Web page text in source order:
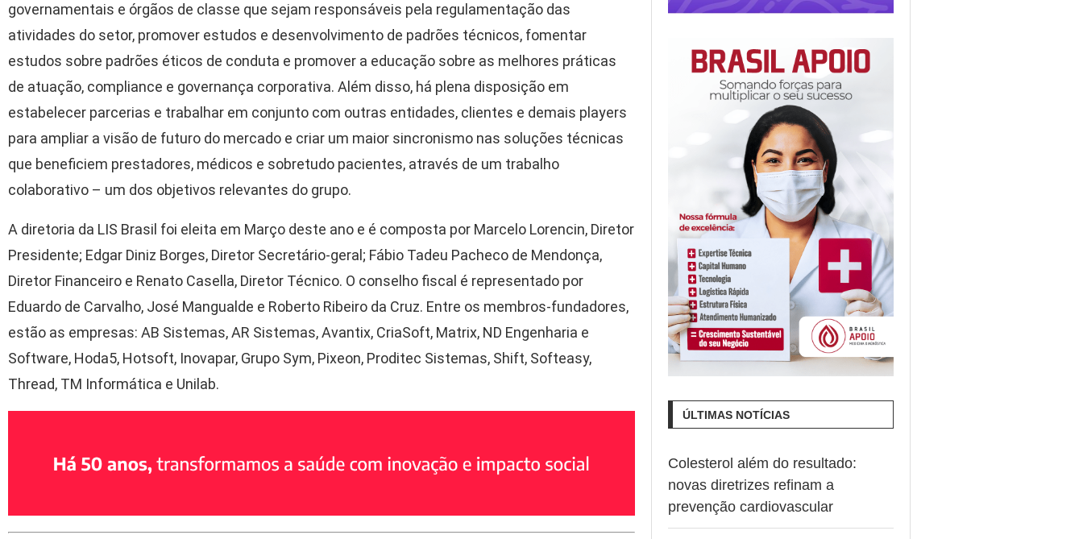
governamentais e órgãos de classe que sejam responsáveis pela regulamentação das
atividades do setor, promover estudos e desenvolvimento de padrões técnicos, fomentar
estudos sobre padrões éticos de conduta e promover a educação sobre as melhores práticas
de atuação, compliance e governança corporativa. Além disso, há plena disposição em
estabelecer parcerias e trabalhar em conjunto com outras entidades, clientes e demais players
para ampliar a visão de futuro do mercado e criar um maior sincronismo nas soluções técnicas
que beneficiem prestadores, médicos e sobretudo pacientes, através de um trabalho
colaborativo – um dos objetivos relevantes do grupo.
A diretoria da LIS Brasil foi eleita em Março deste ano e é composta por Marcelo Lorencin, Diretor
Presidente; Edgar Diniz Borges, Diretor Secretário-geral; Fábio Tadeu Pacheco de Mendonça,
Diretor Financeiro e Renato Casella, Diretor Técnico. O conselho fiscal é representado por
Eduardo de Carvalho, José Mangualde e Roberto Ribeiro da Cruz. Entre os membros-fundadores,
estão as empresas: AB Sistemas, AR Sistemas, Avantix, CriaSoft, Matrix, ND Engenharia e
Software, Hoda5, Hotsoft, Inovapar, Grupo Sym, Pixeon, Proditec Sistemas, Shift, Softeasy,
Thread, TM Informática e Unilab.
ÚLTIMAS NOTÍCIAS
Colesterol além do resultado:
novas diretrizes refinam a
prevenção cardiovascular